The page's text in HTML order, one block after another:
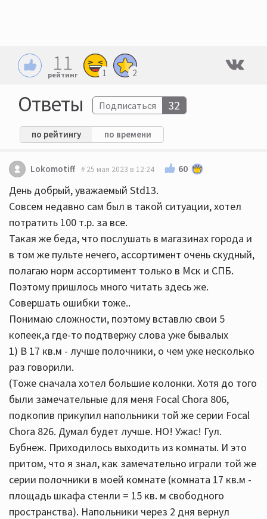
11
рейтинг 1 2
Ответы Подписаться 32
по рейтингу по времени
Lokomotiff 25 мая 2023 в 12:24 60
День добрый, уважаемый Std13.
Совсем недавно сам был в такой ситуации, хотел
потратить 100 т.р. за все.
Такая же беда, что послушать в магазинах города и
в том же пульте нечего, ассортимент очень скудный,
полагаю норм ассортимент только в Мск и СПБ.
Поэтому пришлось много читать здесь же.
Совершать ошибки тоже..
Понимаю сложности, поэтому вставлю свои 5
копеек,а где-то подтвержу слова уже бывалых
1) В 17 кв.м - лучше полочники, о чем уже несколько
раз говорили.
(Тоже сначала хотел большие колонки. Хотя до того
были замечательные для меня Focal Chora 806,
подкопив прикупил напольники той же серии Focal
Chora 826. Думал будет лучше. НО! Ужас! Гул.
Бубнеж. Приходилось выходить из комнаты. И это
притом, что я знал, как замечательно играли той же
серии полочники в моей комнате (комната 17 кв.м -
площадь шкафа стенли = 15 кв. м свободного
пространства). Напольники через 2 дня вернул